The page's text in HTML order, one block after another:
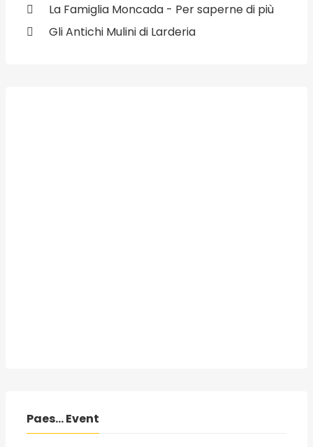
La Famiglia Moncada - Per saperne di più
Gli Antichi Mulini di Larderia
Paes... Event